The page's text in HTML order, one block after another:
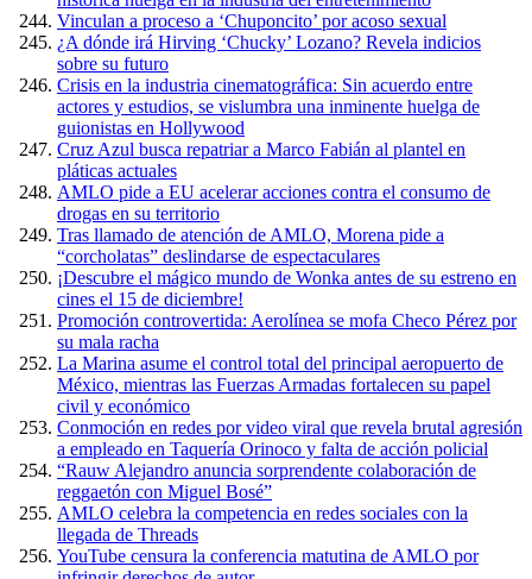
Vinculan a proceso a ‘Chuponcito’ por acoso sexual
¿A dónde irá Hirving ‘Chucky’ Lozano? Revela indicios
sobre su futuro
Crisis en la industria cinematográfica: Sin acuerdo entre
actores y estudios, se vislumbra una inminente huelga de
guionistas en Hollywood
Cruz Azul busca repatriar a Marco Fabián al plantel en
pláticas actuales
AMLO pide a EU acelerar acciones contra el consumo de
drogas en su territorio
Tras llamado de atención de AMLO, Morena pide a
“corcholatas” deslindarse de espectaculares
¡Descubre el mágico mundo de Wonka antes de su estreno en
cines el 15 de diciembre!
Promoción controvertida: Aerolínea se mofa Checo Pérez por
su mala racha
La Marina asume el control total del principal aeropuerto de
México, mientras las Fuerzas Armadas fortalecen su papel
civil y económico
Conmoción en redes por video viral que revela brutal agresión
a empleado en Taquería Orinoco y falta de acción policial
“Rauw Alejandro anuncia sorprendente colaboración de
reggaetón con Miguel Bosé”
AMLO celebra la competencia en redes sociales con la
llegada de Threads
YouTube censura la conferencia matutina de AMLO por